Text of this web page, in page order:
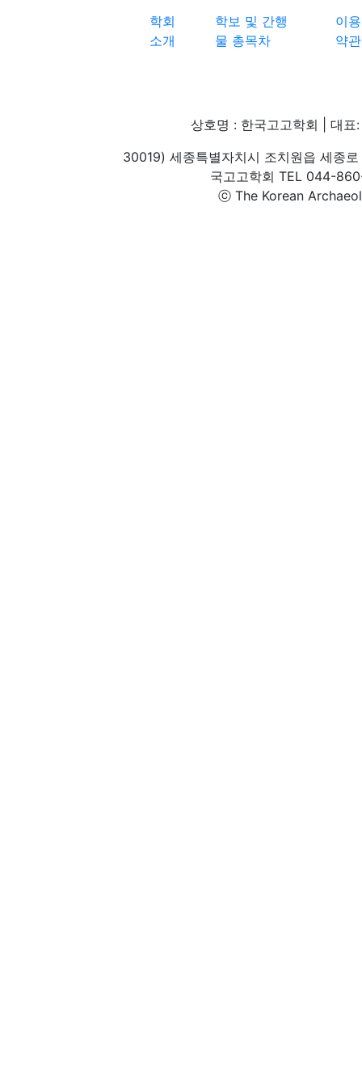
학회
소개
학보 및 간행
물 총목차
이용
약관
상호명 : 한국고고학회 | 대
30019) 세종특별자치시 조치원읍 세종
국고고학회 TEL 044-
ⓒ The Korean